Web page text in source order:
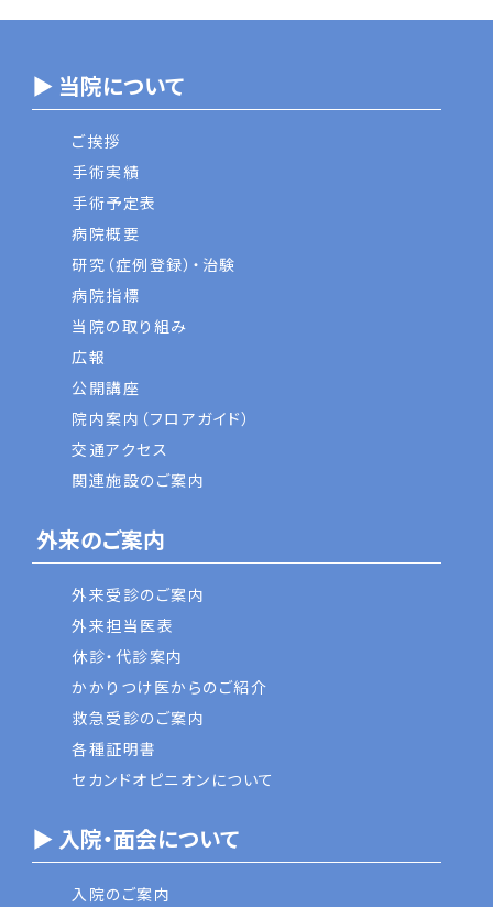
▶ 当院について
ご挨拶
手術実績
手術予定表
病院概要
研究（症例登録）・治験
病院指標
当院の取り組み
広報
公開講座
院内案内（フロアガイド）
交通アクセス
関連施設のご案内
外来のご案内
外来受診のご案内
外来担当医表
休診・代診案内
かかりつけ医からのご紹介
救急受診のご案内
各種証明書
セカンドオピニオンについて
▶ 入院・面会について
入院のご案内